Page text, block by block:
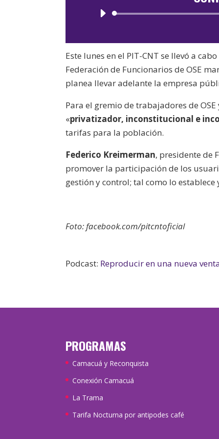
Este lunes en el PIT-CNT se llevó a
Federación de Funcionarios de OSE
planea llevar adelante la empresa
Para el gremio de trabajadores de
«privatizador, inconstitucional e
tarifas para la población.
Federico Kreimerman, presidente de
promover la participación de los
gestión y control; tal como lo establece
Foto: facebook.com/pitcntoficial
Podcast: Reproducir en una nueva
PROGRAMAS
Camacuá y Reconquista
Conexión Camacuá
La Trama
Tarifa Nocturna por antipodes café